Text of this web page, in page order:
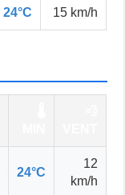
24°C 15 km/h
24°C
12
km/h